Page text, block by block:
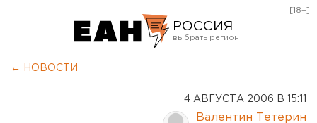
РОССИЯ
Курган
[18+]
← НОВОСТИ
4 АВГУСТА 2006 В 15:11
Валентин Тетерин